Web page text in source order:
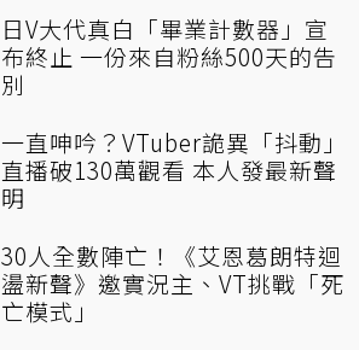
日V大代真白「畢業計數器」宣
布終止 一份來自粉絲500天的告
別
一直呻吟？VTuber詭異「抖動」
直播破130萬觀看 本人發最新聲
明
30人全數陣亡！《艾恩葛朗特迴
盪新聲》邀實況主、VT挑戰「死
亡模式」